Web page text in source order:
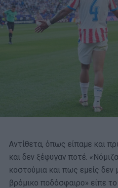
Αντίθετα, όπως είπαμε και
και δεν ξέφυγαν ποτέ.
κοστούμια και πως εμείς δεν
βρόμικο ποδόσφαιρο» είπε